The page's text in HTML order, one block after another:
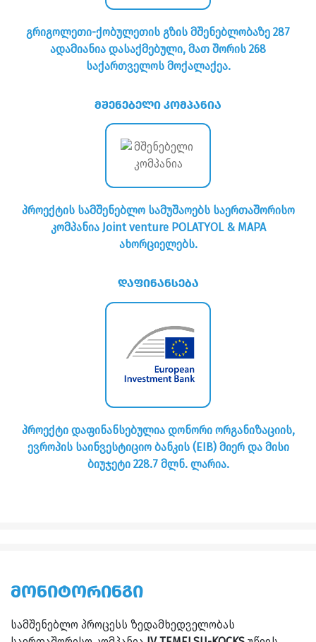
გრიგოლეთი-ქობულეთის გზის მშენებლობაზე 287
ადამიანია დასაქმებული, მათ შორის 268
საქართველოს მოქალაქეა.
მშენებელი კომპანია
პროექტის სამშენებლო სამუშაოებს საერთაშორისო
კომპანია Joint venturePOLATYOL & MAPA
ახორციელებს.
დაფინანსება
პროექტი დაფინანსებულია დონორი ორგანიზაციის,
ევროპის საინვესტიციო ბანკის(EIB)მიერ და მისი
ბიუჯეტი 228.7 მლნ. ლარია.
ᲛᲝᲜᲘᲢᲝᲠᲘᲜᲒᲘ
სამშენებლო პროცესს ზედამხედველობას